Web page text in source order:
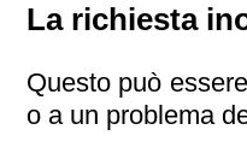
La richiesta
Questo può
o a un problema